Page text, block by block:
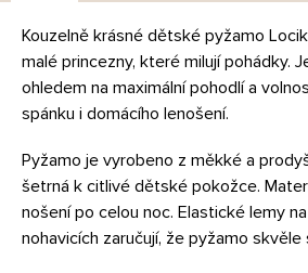
Kouzelně krásné dětské pyžamo
malé princezny, které milují pohádky.
ohledem na maximální pohodlí a
spánku i domácího lenošení.
Pyžamo je vyrobeno z měkké a
šetrná k citlivé dětské pokožce.
nošení po celou noc. Elastické lemy
nohavicích zaručují, že pyžamo